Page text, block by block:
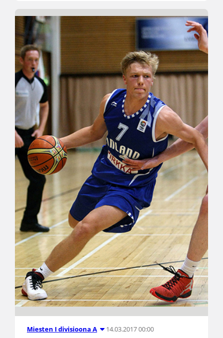
Miesten I divisioona A 14.03.2017 00:00